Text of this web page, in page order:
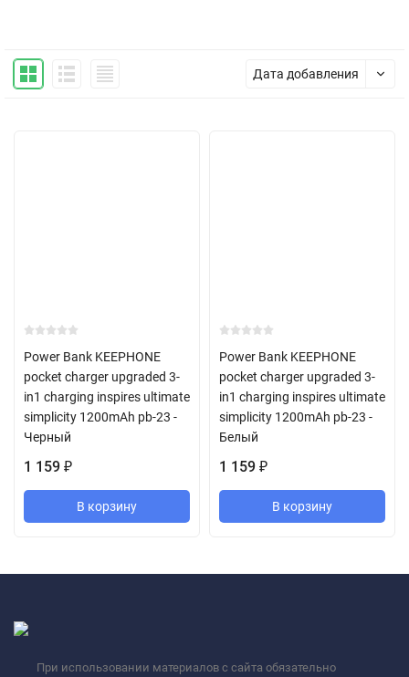
Дата добавления
Power Bank KEEPHONE
pocket charger upgraded 3-
in1 charging inspires ultimate
simplicity 1200mAh pb-23 -
Черный
1 159 ₽
В корзину
Power Bank KEEPHONE
pocket charger upgraded 3-
in1 charging inspires ultimate
simplicity 1200mAh pb-23 -
Белый
1 159 ₽
В корзину
При использовании материалов с сайта обязательно